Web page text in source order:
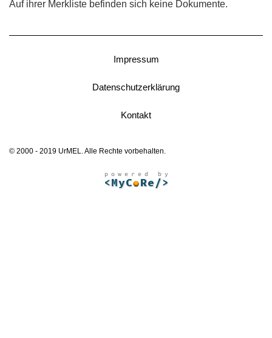
Auf ihrer Merkliste befinden sich keine Dokumente.
Impressum
Datenschutzerklärung
Kontakt
© 2000 - 2019 UrMEL. Alle Rechte vorbehalten.